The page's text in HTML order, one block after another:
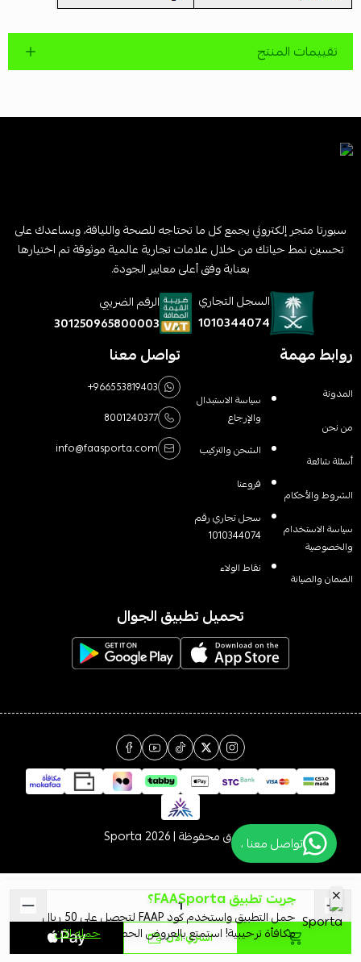
اشتري الآن
تقييمات المنتج
سبورتا متجر إلكتروني يجمع كل ما تحتاجه للصحة واللياقة، ويساعدك على
تحسين نمط حياتك من خلال علامات تجارية عالمية موثوقة تم اختيارها
بعناية وفق أعلى معايير الجودة.
السجل التجاري
1010344074
الرقم الضريبي
301250965800003
روابط مهمة
المدونة
من نحن
أسئلة شائعة
الشروط والأحكام
سياسة الاستخدام
والخصوصية
الضمان والصيانة
سياسة الاستبدال
والإرجاع
الشحن والتركيب
فروعنا
سجل تجاري رقم
1010344074
نقاط الولاء
تواصل معنا
+966553819403
8001240377
info@faasporta.com
تحميل تطبيق الجوال
الحقوق محفوظة | 2026 Sporta تواصل معنا ،
جربت تطبيق FAASporta؟
حمل التطبيق واستخدم كود FAAP لتحصل على 50 ريال
مكافأة ترحيبية! استمتع بالعروض الحصريةحمله الآن